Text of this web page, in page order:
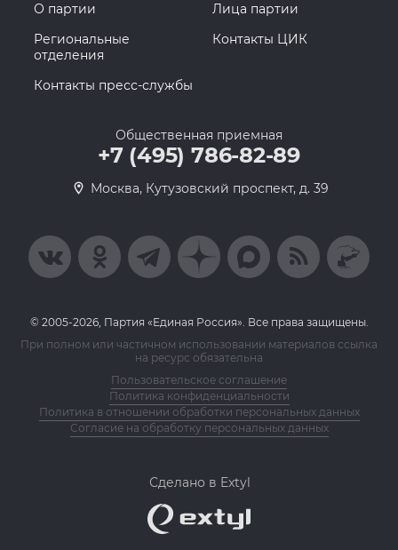
О партии
Лица партии
Региональные
отделения
Контакты ЦИК
Контакты пресс-службы
Общественная приемная
+7 (495) 786-82-89
Москва, Кутузовский проспект, д. 39
© 2005-2026, Партия «Единая Россия». Все права защищены.
При полном или частичном использовании материалов ссылка
на ресурс обязательна
Пользовательское соглашение
Политика конфиденциальности
Политика в отношении обработки персональных данных
Согласие на обработку персональных данных
Сделано в Extyl